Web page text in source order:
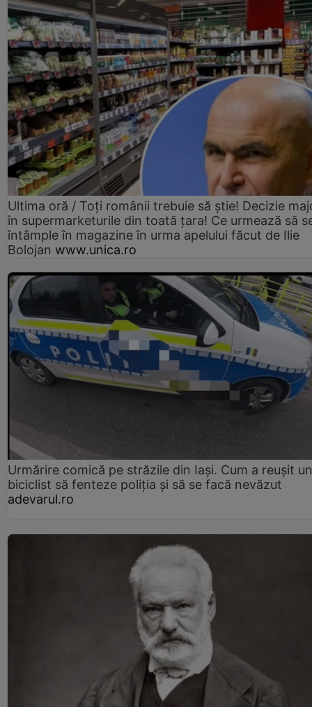
Ultima oră / Toți românii trebuie să știe! Decizie
în supermarketurile din toată țara! Ce urmează să
întâmple în magazine în urma apelului făcut de Ilie
Bolojan www.unica.ro
Urmărire comică pe străzile din Iași. Cum a reușit un
biciclist să fenteze poliția și să se facă nevăzut
adevarul.ro